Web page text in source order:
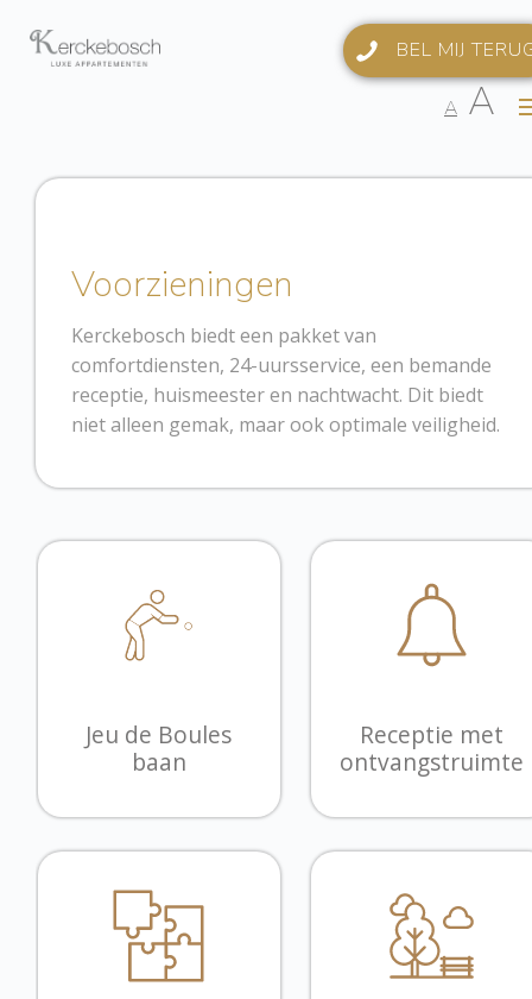
BEL MIJ
A A
Voorzieningen
Kerckebosch biedt een pakket van
comfortdiensten, 24-uursservice, een bemande
receptie, huismeester en nachtwacht. Dit biedt
niet alleen gemak, maar ook optimale veiligheid.
Jeu de Boules
baan
Receptie met
ontvangstruimte